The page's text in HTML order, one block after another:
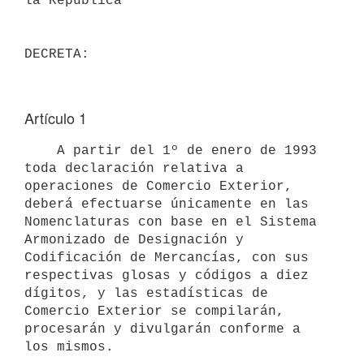
Artículo 1
toda declaración relativa a
operaciones de Comercio Exterior,
deberá efectuarse únicamente en las
Nomenclaturas con base en el Sistema
Armonizado de Designación y
Codificación de Mercancías, con sus
respectivas glosas y códigos a diez
dígitos, y las estadísticas de
Comercio Exterior se compilarán,
procesarán y divulgarán conforme a
los mismos.